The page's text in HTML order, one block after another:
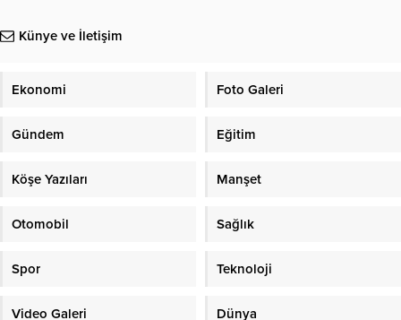
Künye ve İletişim
Ekonomi Foto Galeri
Gündem Eğitim
Köşe Yazıları Manşet
Otomobil Sağlık
Spor Teknoloji
Video Galeri Dünya